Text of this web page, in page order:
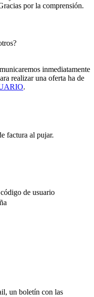
por la comprensión.
inmediatamente
realizar una oferta ha de
.
factura al pujar.
de usuario
un boletín con las